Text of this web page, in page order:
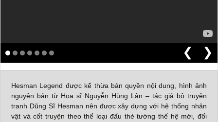
❮ ❯
Hesman Legend được kế thừa bản quyền nội dung, hình ảnh
nguyên bản từ Họa sĩ Nguyễn Hùng Lân – tác giả bộ truyện
tranh Dũng Sĩ Hesman nên được xây dựng với hệ thống nhân
vật và cốt truyện theo thể loại đấu thẻ tướng thế hệ mới, đối